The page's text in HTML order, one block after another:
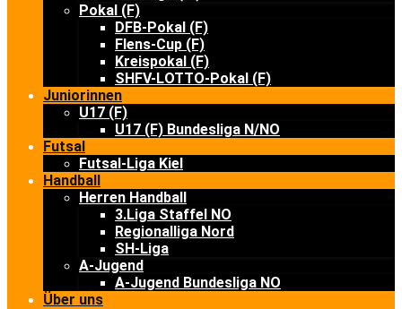
Pokal (F)
DFB-Pokal (F)
Flens-Cup (F)
Kreispokal (F)
SHFV-LOTTO-Pokal (F)
Juniorinnen
U17 (F)
U17 (F) Bundesliga N/NO
Futsal
Futsal-Liga Kiel
Handball
Herren Handball
3.Liga Staffel NO
Regionalliga Nord
SH-Liga
A-Jugend
A-Jugend Bundesliga NO
Über uns